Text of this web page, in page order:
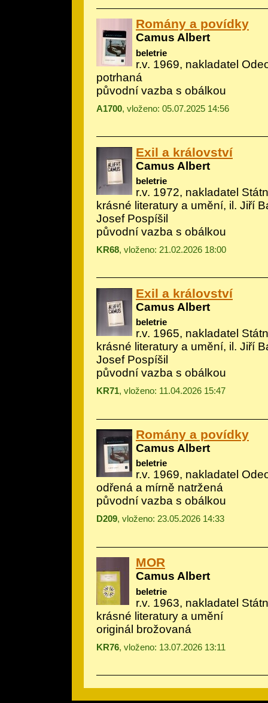
Romány a povídky
Camus Albert
beletrie
r.v. 1969, nakladatel
potrhaná
původní vazba s obálkou
A1700, vloženo: 05.07.2025 14:56
Exil a království
Camus Albert
beletrie
r.v. 1972, nakladatel
krásné literatury a umění, il. Jiří
Josef Pospíšil
původní vazba s obálkou
KR68, vloženo: 21.02.2026 18:00
Exil a království
Camus Albert
beletrie
r.v. 1965, nakladatel
krásné literatury a umění, il. Jiří
Josef Pospíšil
původní vazba s obálkou
KR71, vloženo: 11.04.2026 15:47
Romány a povídky
Camus Albert
beletrie
r.v. 1969, nakladatel
odřená a mírně natržená
původní vazba s obálkou
D209, vloženo: 23.05.2026 14:33
MOR
Camus Albert
beletrie
r.v. 1963, nakladatel
krásné literatury a umění
originál brožovaná
KR76, vloženo: 13.07.2026 13:11